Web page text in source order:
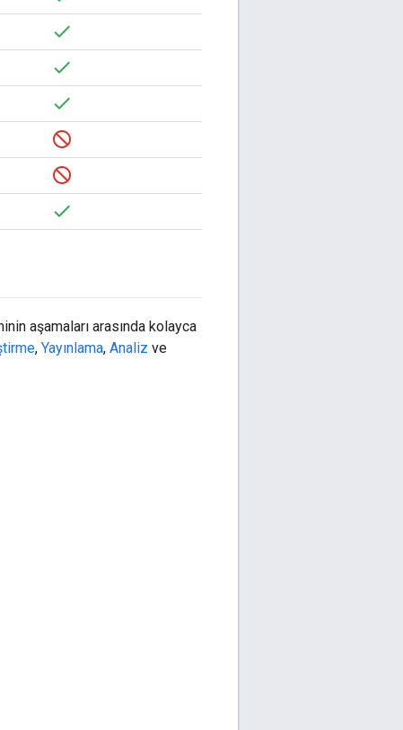
aşamaları arasında kolayca
, Yayınlama, Analiz ve